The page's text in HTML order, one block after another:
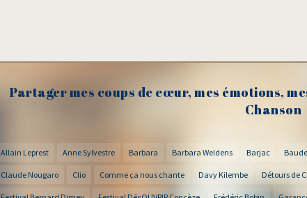
Partager mes coups de cœur, mes émotions,
Chanson
Allain Leprest Anne Sylvestre Barbara Barbara Weldens Barjac
Claude Nougaro Clio Comme ça nous chante Davy Kilembe Détours de